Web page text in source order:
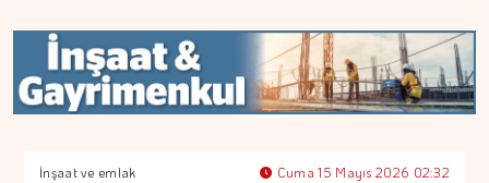
İnşaat ve emlak Cuma 15 Mayıs 2026 02:32